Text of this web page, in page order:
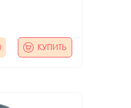
КУПИТЬ